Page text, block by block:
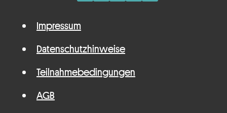
Impressum
Datenschutzhinweise
Teilnahmebedingungen
AGB